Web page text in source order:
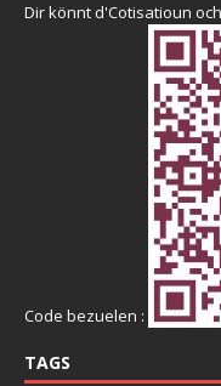
Dir könnt d'Cotisatioun
Code bezuelen :
TAGS